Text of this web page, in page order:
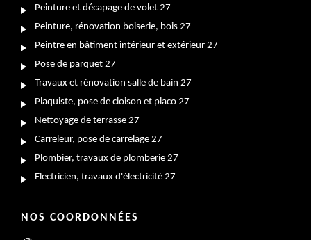
Peinture et décapage de volet 27
Peinture, rénovation boiserie, bois 27
Peintre en bâtiment intérieur et extérieur 27
Pose de parquet 27
Travaux et rénovation salle de bain 27
Plaquiste, pose de cloison et placo 27
Nettoyage de terrasse 27
Carreleur, pose de carrelage 27
Plombier, travaux de plomberie 27
Electricien, travaux d'électricité 27
NOS COORDONNÉES